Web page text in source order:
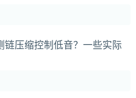
链压缩控制低音？一些实际